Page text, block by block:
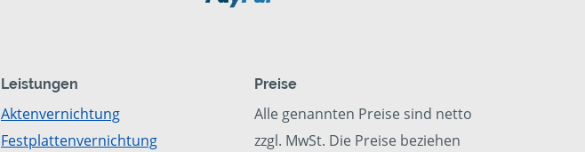
Leistungen
Aktenvernichtung
Festplattenvernichtung
Preise
Alle genannten Preise sind netto
zzgl. MwSt. Die Preise beziehen